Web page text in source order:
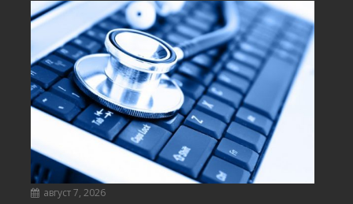
август 7, 2026